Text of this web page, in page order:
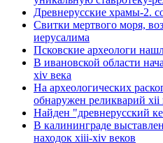
Древнерусские храмы-2.
Свитки мертвого моря,
иерусалима
Псковские археологи
В ивановской области
xiv века
Hа археологических
обнаружен реликварий xii
Найден "древнерусский
В калининграде
находок xiii-xiv веков